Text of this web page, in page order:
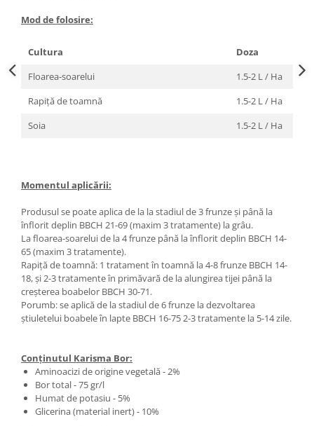
Mod de folosire:
Cultura
Doza
Floarea-soarelui
1.5-2 L / Ha
Rapiță de toamnă
1.5-2 L / Ha
Soia
1.5-2 L / Ha
Momentul aplicării:
Produsul se poate aplica de la la stadiul de 3 frunze și până la
înflorit deplin BBCH 21-69 (maxim 3 tratamente) la grâu.
La floarea-soarelui de la 4 frunze până la înflorit deplin BBCH 14-
65 (maxim 3 tratamente).
Rapiță de toamnă: 1 tratament în toamnă la 4-8 frunze BBCH 14-
18, și 2-3 tratamente în primăvară de la alungirea tijei până la
creșterea boabelor BBCH 30-71.
Porumb: se aplică de la stadiul de 6 frunze la dezvoltarea
știuletelui boabele în lapte BBCH 16-75 2-3 tratamente la 5-14 zile.
Conținutul Karisma Bor:
Aminoacizi de origine vegetală - 2%
Bor total - 75 gr/l
Humat de potasiu - 5%
Glicerina (material inert) - 10%